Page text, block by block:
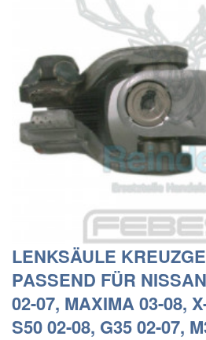
LENKSÄULE
PASSEND FÜR
02-07, MAXIMA 03-08,
S50 02-08, G35 02-07,